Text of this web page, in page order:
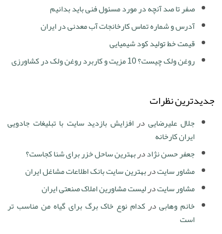
صفر تا صد آنچه در مورد مسئول فنی باید بدانیم
آدرس و شماره تماس کارخانجات آب معدنی در ایران
قیمت خط تولید کود شیمیایی
روغن ولک چیست؟ 10 مزیت و کاربرد روغن ولک در کشاورزی
جدیدترین نظرات
جلال علیرضایی درافزایش بازدید سایت با تبلیغات جادویی
ایران کارخانه
جعفر حسن نژاددربهترین ساحل خزر برای شنا کجاست؟
مشاور سایتدربهترین سایت بانک اطلاعات مشاغل ایران
مشاور سایتدرلیست مشاورین املاک صنعتی ایران
خانم وهابیدرکدام نوع خاک برگ برای گیاه من مناسب تر
است